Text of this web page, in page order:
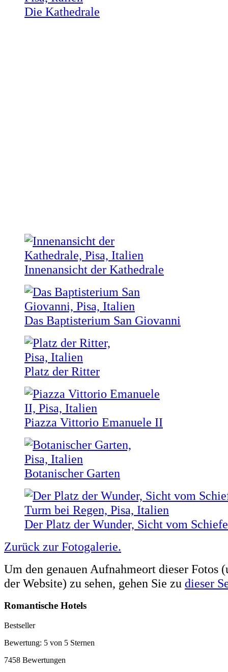
Die Kathedrale
Innenansicht der Kathedrale
Das Baptisterium San Giovanni
Platz der Ritter
Piazza Vittorio Emanuele II
Botanischer Garten
Der Platz der Wunder, Sicht vom
Zurück zur Fotogalerie.
Um den genauen Aufnahmeort dieser Fotos
der Website) zu sehen, gehen Sie zu dieser
Romantische Hotels
Bestseller
Bewertung: 5 von 5 Sternen
7458 Bewertungen